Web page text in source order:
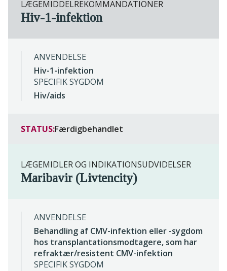
LÆGEMIDDELREKOMMANDATIONER
Hiv-1-infektion
ANVENDELSE
Hiv-1-infektion
SPECIFIK SYGDOM
Hiv/aids
STATUS:Færdigbehandlet
LÆGEMIDLER OG INDIKATIONSUDVIDELSER
Maribavir (Livtencity)
ANVENDELSE
Behandling af CMV-infektion eller -sygdom
hos transplantationsmodtagere, som har
refraktær/resistent CMV-infektion
SPECIFIK SYGDOM